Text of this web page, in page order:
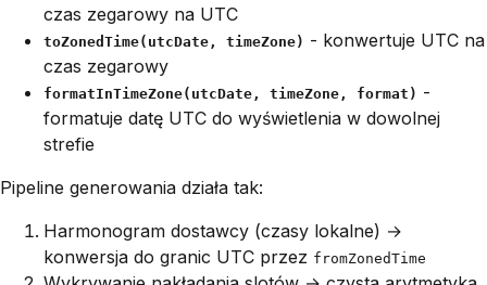
czas zegarowy na UTC
toZonedTime(utcDate, timeZone) - konwertuje UTC na
czas zegarowy
formatInTimeZone(utcDate, timeZone, format) -
formatuje datę UTC do wyświetlenia w dowolnej
strefie
Pipeline generowania działa tak:
Harmonogram dostawcy (czasy lokalne) →
konwersja do granic UTC przez fromZonedTime